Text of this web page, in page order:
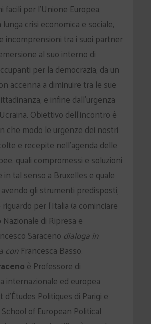
facili per l’Unione Europea,
crisi economica e sociale,
incomprensioni tra i suoi partner
al suo interno di
per la democrazia, da un
accenna a diminuire tra le sue
e infine dall’urgenza
Obiettivo dell’incontro è
che modo le urgenze dei nostri
e recepite nell’agenda delle
quali compromessi e soluzioni
tal senso a Bruxelles e quale
gli strumenti predisposti,
per l’Italia (a cominciare
di Ripresa e
Saraceno dialoga in
con Francesca Basso.
è Professore di
internazionale ed europea
Politiques di Parigi e
of European Political